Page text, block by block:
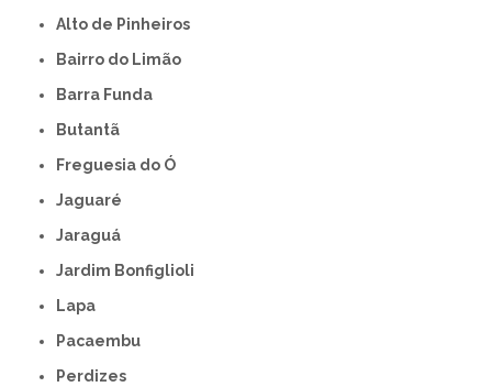
Alto de Pinheiros
Bairro do Limão
Barra Funda
Butantã
Freguesia do Ó
Jaguaré
Jaraguá
Jardim Bonfiglioli
Lapa
Pacaembu
Perdizes